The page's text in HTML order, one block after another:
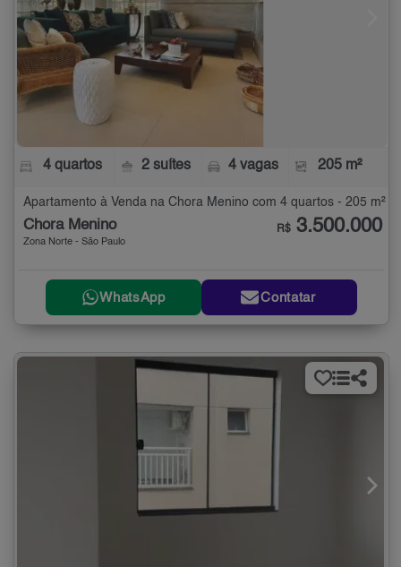
4 quartos 2 suítes 4 vagas 205 m²
Apartamento à Venda na Chora Menino com 4 quartos - 205 m²
Chora Menino
Zona Norte - São Paulo
R$ 3.500.000
WhatsApp Contatar